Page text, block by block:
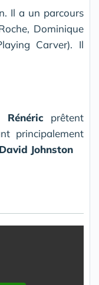
Il a un parcours
Dominique
Carver). Il
Rénéric prêtent
principalement
David Johnston